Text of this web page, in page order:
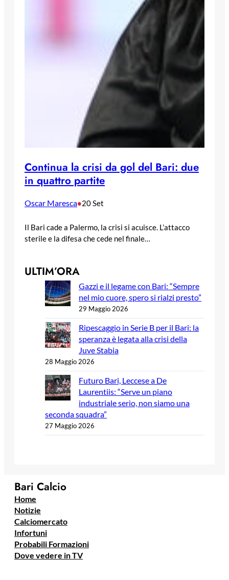
Continua la crisi da gol del Bari: due
in quattro partite
Oscar Maresca•20 Set
Il Bari cade a Palermo, la crisi si acuisce. L’attacco
sterile e la difesa che cede nel finale…
ULTIM’ORA
Gazzi e il legame con Bari: “Sempre
nel mio cuore, spero si rialzi presto”
29 Maggio 2026
Ripescaggio in Serie B per il Bari: la
speranza è legata alla crisi della
Juve Stabia
28 Maggio 2026
Futuro Bari, Leccese a De
Laurentiis: “Serve un piano
industriale serio, non siamo una
seconda squadra”
27 Maggio 2026
Bari Calcio
Home
Notizie
Calciomercato
Infortuni
Probabili Formazioni
Dove vedere in TV